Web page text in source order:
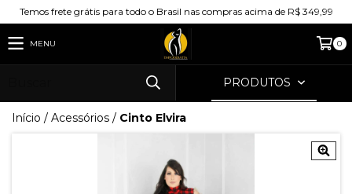
Temos frete grátis para todo o Brasil nas compras acima de R$ 349,99
MENU 0
PRODUTOS
Início / Acessórios / Cinto Elvira